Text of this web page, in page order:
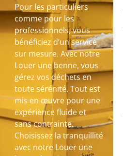
Pour les particuliers
comme pour les
professionnels, vous
bénéficiez d’un service
sur mesure. Avec notre
Louer une benne, vous
gérez vos déchets en
toute sérénité. Tout est
mis en œuvre pour une
expérience fluide et
sans contrainte.
Choisissez la tranquillité
avec notre Louer une